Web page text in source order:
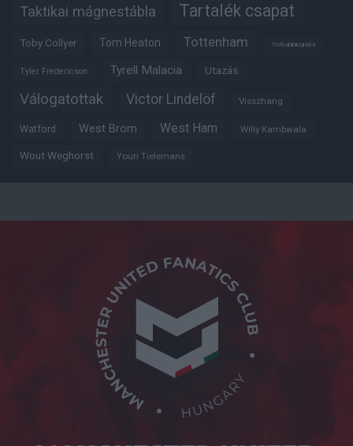
Taktikai mágnestábla Tartalék csapat
Toby Collyer Tom Heaton Tottenham Trófeabibliográfia
Tyler Fredericson Tyrell Malacia Utazás
Válogatottak Victor Lindelöf Visszhang
Watford West Brom West Ham Willy Kambwala
Wout Weghorst Youri Tielemans